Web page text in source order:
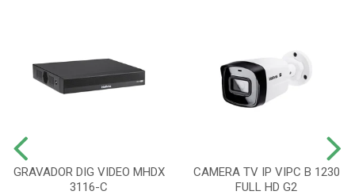
GRAVADOR DIG VIDEO MHDX
3116-C
CAMERA TV IP VIPC B 1230
FULL HD G2